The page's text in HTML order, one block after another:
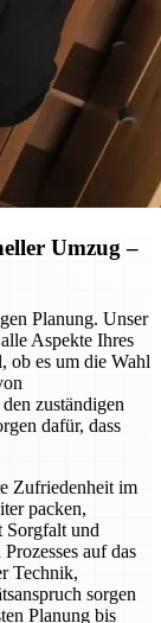
Umzug –
Planung. Unser
Aspekte Ihres
ob es um die Wahl
zuständigen
dafür, dass
Zufriedenheit im
packen,
Sorgfalt und
auf das
Technik,
sorgen
Planung bis